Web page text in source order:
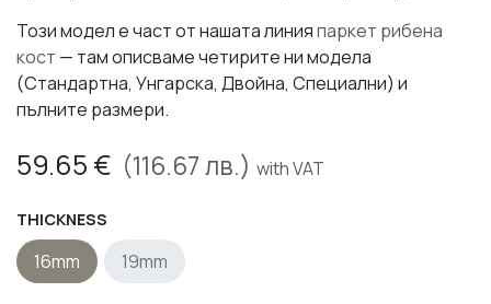
Този модел е част от нашата линияпаркет рибена
кост — там описваме четирите ни модела
(Стандартна, Унгарска, Двойна, Специални) и
пълните размери.
59.65 € (116.67лв.) with VAT
THICKNESS
16mm 19mm